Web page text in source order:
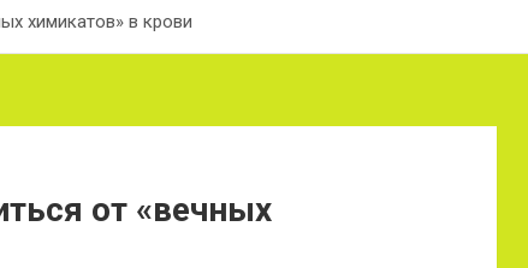
химикатов» в крови
от «вечных